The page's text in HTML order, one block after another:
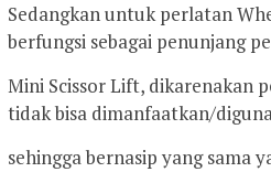
Sedangkan untuk perlatan
berfungsi sebagai penunjang
Mini Scissor Lift, dikarenakan
tidak bisa dimanfaatkan/
sehingga bernasip yang sama